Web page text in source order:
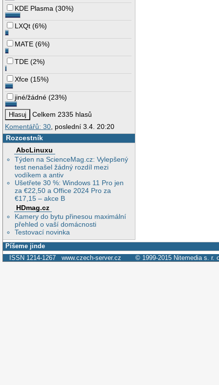
KDE Plasma (30%)
LXQt (6%)
MATE (6%)
TDE (2%)
Xfce (15%)
jiné/žádné (23%)
Celkem 2335 hlasů
Komentářů: 30, poslední 3.4. 20:20
Rozcestník
AbcLinuxu
Týden na ScienceMag.cz: Vylepšený
test nenašel žádný rozdíl mezi
vodíkem a antiv
Ušetřete 30 %: Windows 11 Pro jen
za €22,50 a Office 2024 Pro za
€17,15 – akce B
HDmag.cz
Kamery do bytu přinesou maximální
přehled o vaší domácnosti
Testovací novinka
Píšeme jinde
ISSN 1214-1267 www.czech-server.cz © 1999-2015 Nitemedia s. r.